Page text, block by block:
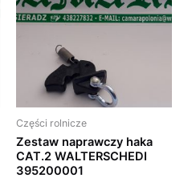
Części rolnicze
Zestaw naprawczy haka
CAT.2 WALTERSCHEDI
395200001